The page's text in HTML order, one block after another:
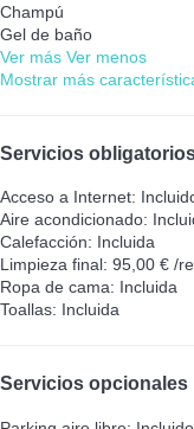
Champú
Gel de baño
Ver más Ver menos
Mostrar más
Servicios
Acceso a Internet:
Aire acondicionado:
Calefacción: Incluida
Limpieza final: 95,00 € /
Ropa de cama: Incluida
Toallas: Incluida
Servicios opcionales